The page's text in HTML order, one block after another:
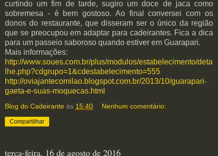
curtindo um fim de tarde, sugiro um doce de jaca como
sobremesa - é bem gostoso. Ao final conversei com os
donos do restaurante, que disseram ser o único da região
que se preocupou em adaptar para cadeirantes. Fica a dica
para um passeio saboroso quando estiver em Guarapari.
Mais informações:
http://www.soues.com.br/plus/modulos/estabelecimento/deta
lhe.php?cdgrupo=1&cdestabelecimento=555
http://oviajantecomilao.blogspot.com.br/2013/10/guarapari-
gaeta-e-suas-moquecas.html
Blog do Cadeirante às 15:40 Nenhum comentário:
Compartilhar
terça-feira, 16 de agosto de 2016